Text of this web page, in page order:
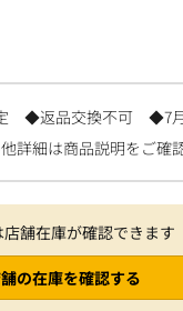
◆返品交換不可 ◆7
詳細は商品説明をご確
店舗在庫が確認できます
の在庫を確認する